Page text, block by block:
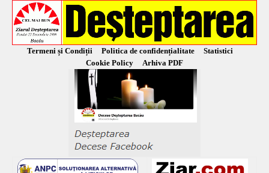
Termeni și Condiții Politica de confidențialitate
Statistici
Cookie Policy
Arhiva PDF